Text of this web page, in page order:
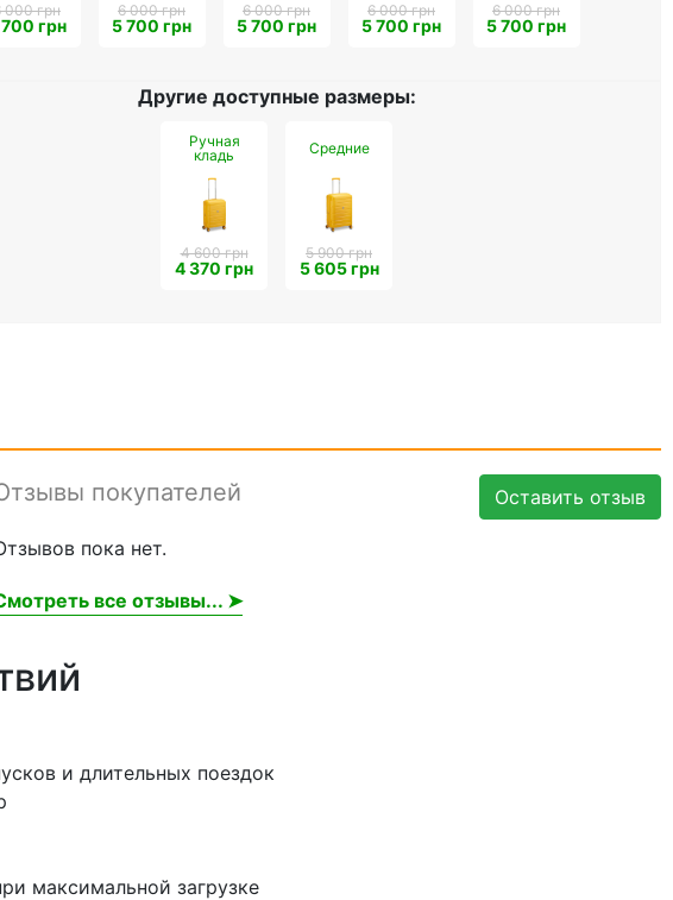
000 грн
грн
6 000 грн
5 700 грн
6 000 грн
5 700 грн
6 000 грн
5 700 грн
6 000 грн
5 700 грн
Другие доступные размеры:
Ручная
кладь
4 600 грн
4 370 грн
Средние
5 900 грн
5 605 грн
Оставить отзыв
покупателей
пока нет.
все отзывы... ➤
и длительных поездок
максимальной загрузке